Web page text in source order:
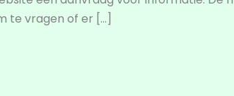
te vragen of er […]